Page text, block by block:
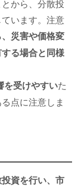
から、分散投
います。注意
災害や価格変
る場合と同様
を受けやすいた
点に注意しま
資を行い、市